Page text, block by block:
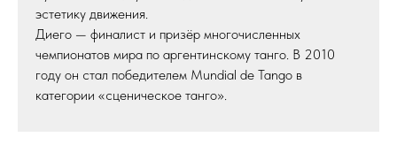
эстетику движения.
Диего — финалист и призёр многочисленных
чемпионатов мира по аргентинскому танго. В 2010
году он стал победителем Mundial de Tango в
категории «сценическое танго».